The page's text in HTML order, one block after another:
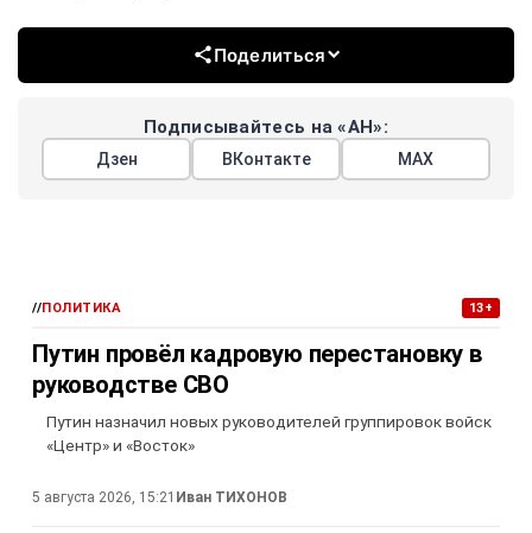
Поделиться
Подписывайтесь на «АН»:
Дзен ВКонтакте МАХ
//ПОЛИТИКА 13+
Путин провёл кадровую перестановку в
руководстве СВО
Путин назначил новых руководителей группировок войск
«Центр» и «Восток»
5 августа 2026, 15:21 Иван ТИХОНОВ